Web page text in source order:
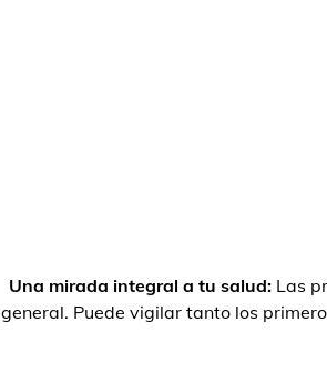
Una mirada integral a tu salud:Las
general. Puede vigilar tanto los